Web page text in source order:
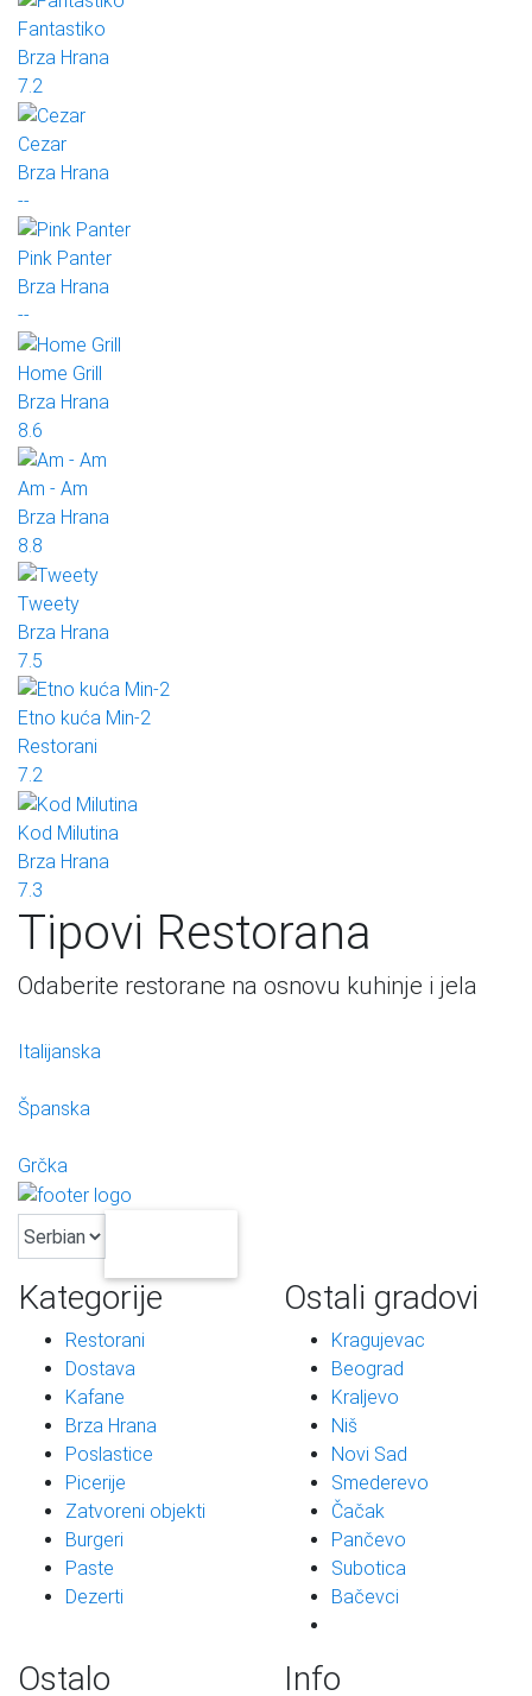
Fantastiko
Brza Hrana
7.2
Cezar
Brza Hrana
--
Pink Panter
Brza Hrana
--
Home Grill
Brza Hrana
8.6
Am - Am
Brza Hrana
8.8
Tweety
Brza Hrana
7.5
Etno kuća Min-2
Restorani
7.2
Kod Milutina
Brza Hrana
7.3
Tipovi Restorana
Odaberite restorane na osnovu kuhinje i jela
Italijanska
Španska
Grčka
Kategorije
Restorani
Dostava
Kafane
Brza Hrana
Poslastice
Picerije
Zatvoreni objekti
Burgeri
Paste
Dezerti
Ostali gradovi
Kragujevac
Beograd
Kraljevo
Niš
Novi Sad
Smederevo
Čačak
Pančevo
Subotica
Bačevci
Ostalo Info